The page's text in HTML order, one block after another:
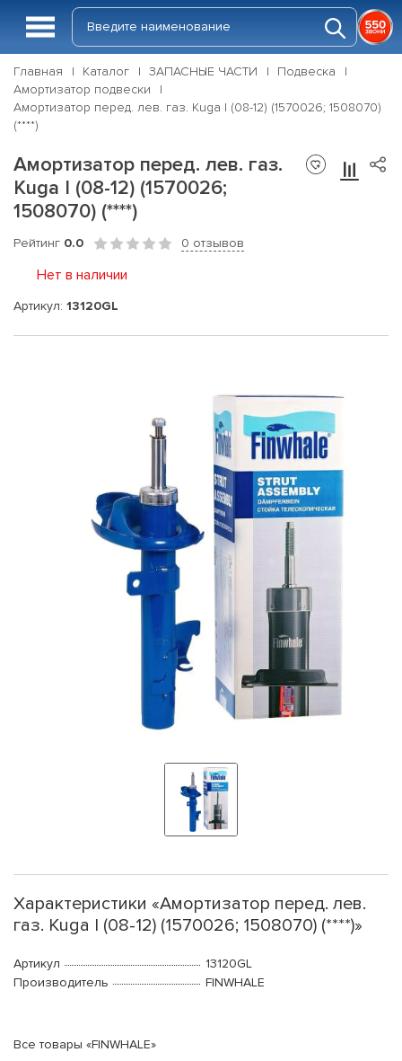
Главная Каталог ЗАПАСНЫЕ ЧАСТИ
Подвеска
Амортизатор подвески
Амортизатор перед. лев. газ. Kuga I (08-12) (1570026; 1508070)
(****)
Амортизатор перед. лев. газ.
Kuga I (08-12) (1570026;
1508070) (****)
Рейтинг 0.0 0 отзывов
Нет в наличии
Артикул: 13120GL
Характеристики «Амортизатор перед. лев.
газ. Kuga I (08-12) (1570026; 1508070) (****)»
Артикул
13120GL
Производитель
FINWHALE
Все товары «FINWHALE»